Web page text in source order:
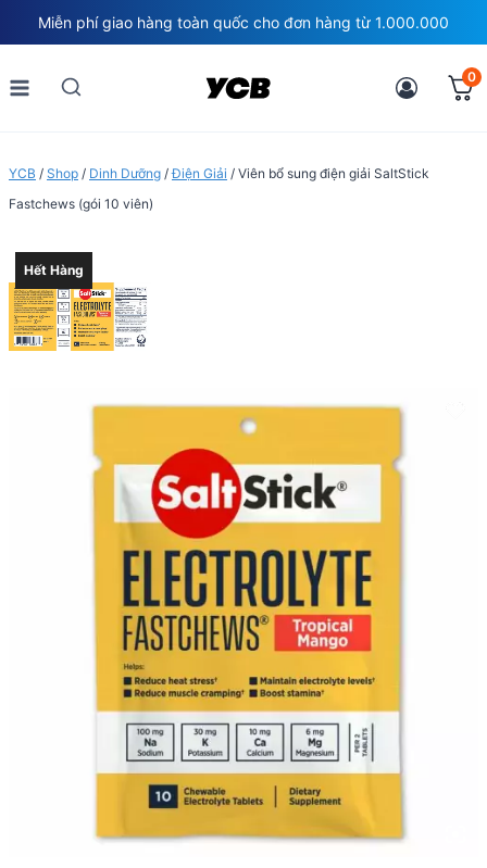
to
content
Miễn phí giao hàng toàn quốc cho đơn hàng từ 1.000.000
0
YCB / Shop / Dinh Dưỡng /Điện Giải / Viên bổ sung điện giải SaltStick
Fastchews (gói 10 viên)
Hết Hàng